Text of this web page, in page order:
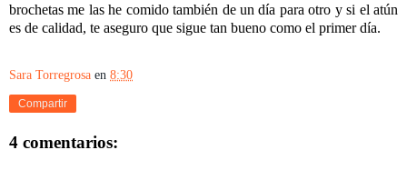
brochetas me las he comido también de un día para otro y si el atún
es de calidad, te aseguro que sigue tan bueno como el primer día.
Sara Torregrosa en 8:30
Compartir
4 comentarios: